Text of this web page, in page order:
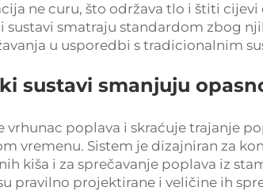
ne curu, što održava tlo i štiti cijevi
smatraju standardom zbog
u usporedbi s tradicionalnim
sustavi smanjuju
poplava i skraćuje trajanje
vremenu. Sistem je dizajniran za
kiša i za sprečavanje poplava iz
pravilno projektirane i veličine ih